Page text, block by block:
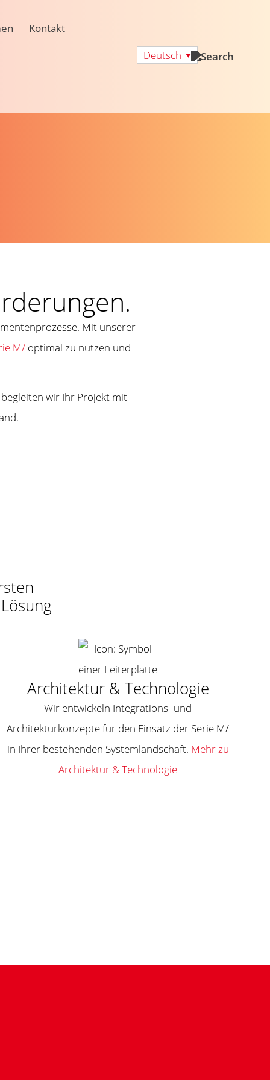
Kontakt
Deutsch
Mit unserer
M/optimal zu nutzen und
wir Ihr Projekt mit
Architektur & Technologie
Wir entwickeln Integrations- und
Architekturkonzepte für den Einsatz der Serie M/
in Ihrer bestehenden Systemlandschaft. Mehr zu
Architektur & Technologie